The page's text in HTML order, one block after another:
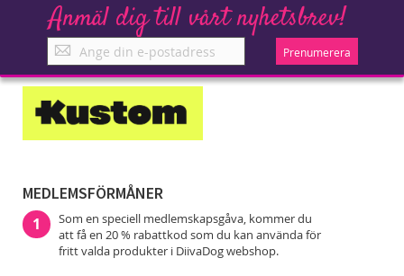
Anmäl dig till vårt nyhetsbrev!
Anmäl
dig
till
vårt
nyhetsbrev!
Prenumerera
MEDLEMSFÖRMÅNER
1
Som en speciell medlemskapsgåva, kommer du
att få en 20 % rabattkod som du kan använda för
fritt valda produkter i DiivaDog webshop.